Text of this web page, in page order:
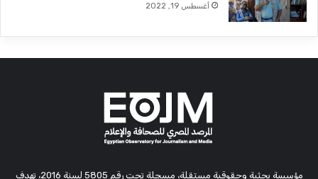
أغسطس 19, 2022
مؤسسة بحثية وحقوقية مستقلة، مسجلة تحت رقم 5805 لسنة 2016، تهدف